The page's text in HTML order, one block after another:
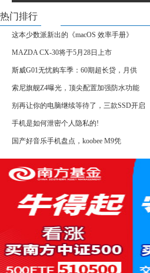
热门排行
这本少数派新出的《macOS 效率手册》
MAZDA CX-30将于5月28日上市
斯威G01无忧购车季：60期超长贷，月供
索尼旗舰Z4曝光，顶尖配置加强防水功能
别再让你的电脑继续等待了，三款SSD开启
手机是如何泄密个人隐私的!
国产好音乐手机盘点，koobee M9凭